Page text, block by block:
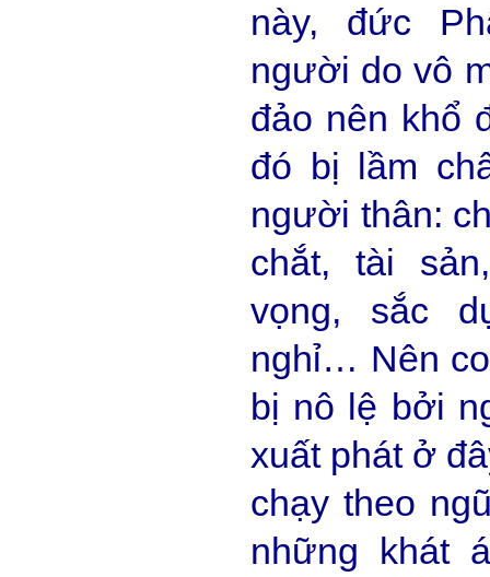
này, đức
người do vô
đảo nên khổ
đó bị lầm
người thân:
chắt, tài
vọng, sắc
nghỉ… Nên
bị nô lệ bởi
xuất phát ở
chạy theo
những khát